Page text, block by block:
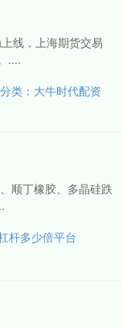
线，上海期货交易
....
分类： 大牛时代配资
顺丁橡胶、多晶硅跌
杆多少倍平台